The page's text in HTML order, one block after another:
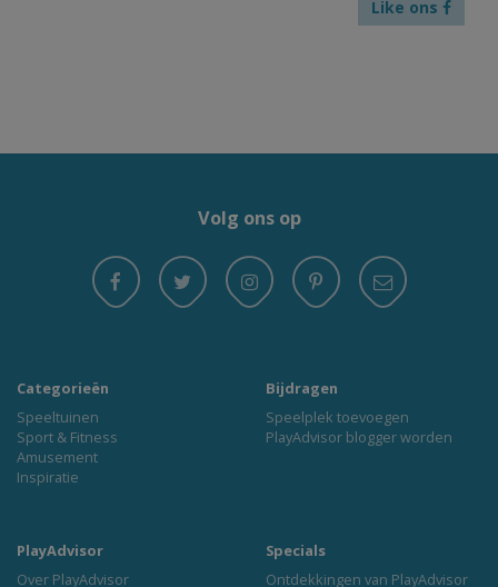
Like ons
Volg ons op
Categorieën
Speeltuinen
Sport & Fitness
Amusement
Inspiratie
Bijdragen
Speelplek toevoegen
PlayAdvisor blogger worden
PlayAdvisor
Over PlayAdvisor
Specials
Ontdekkingen van PlayAdvisor